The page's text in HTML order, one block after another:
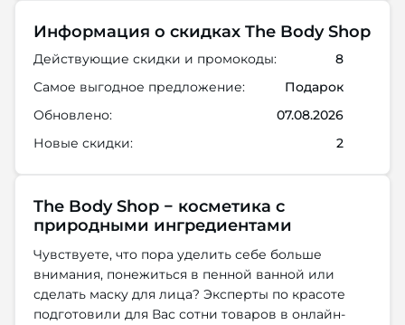
Информация о скидках The Body Shop
Действующие скидки и промокоды:
8
Самое выгодное предложение:
Подарок
Обновлено:
07.08.2026
Новые скидки:
2
The Body Shop − косметика с
природными ингредиентами
Чувствуете, что пора уделить себе больше
внимания, понежиться в пенной ванной или
сделать маску для лица? Эксперты по красоте
подготовили для Вас сотни товаров в онлайн-